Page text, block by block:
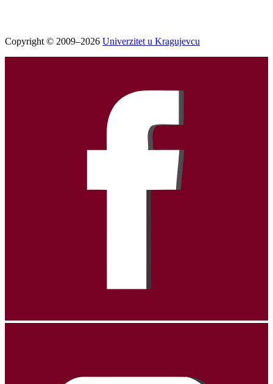
Copyright © 2009–2026 Univerzitet u Kragujevcu